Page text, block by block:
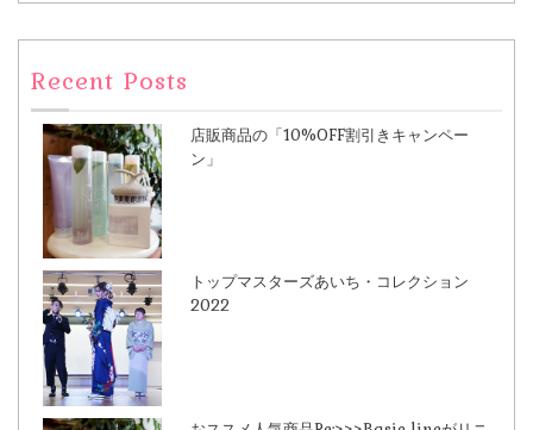
Recent Posts
店販商品の「10%OFF割引きキャンペー
ン」
トップマスターズあいち・コレクション
2022